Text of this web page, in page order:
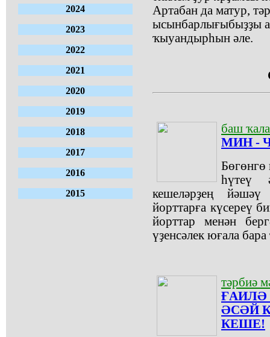
2024
2023
2022
2021
2020
2019
2018
2017
2016
2015
Артабан да матур,
ысынбарлығыбыҙҙы
ҡыуандырһын әле.
баш
МИН -
Бөгөнгө
һүтеү
кешеләрҙең
йорттарға күсереү
йорттар менән
үҙенсәлек юғала бара
тәрбиә
ҒАИЛӘ
ӘСӘЙ
КЕШЕ!